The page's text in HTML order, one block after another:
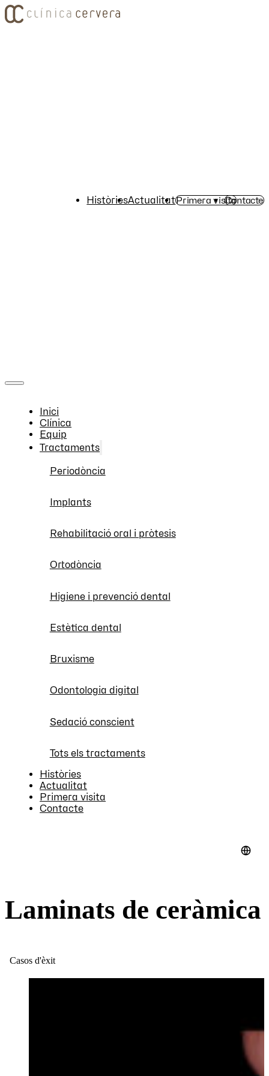
HistòriesActualitatPrimera visitaContacte
Inici
Clínica
Equip
Tractaments
Periodòncia
Implants
Rehabilitació oral i pròtesis
Ortodòncia
Higiene i prevenció dental
Estètica dental
Bruxisme
Odontologia digital
Sedació conscient
Tots els tractaments
Històries
Actualitat
Primera visita
Contacte
Laminats de ceràmica
Casos d'èxit